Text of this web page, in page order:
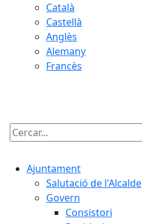
Català
Castellà
Anglès
Alemany
Francès
Cercar:
Ajuntament
Salutació de l'Alcalde
Govern
Consistori